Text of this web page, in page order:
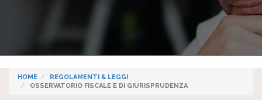
HOME
REGOLAMENTI & LEGGI
OSSERVATORIO FISCALE E DI GIURISPRUDENZA